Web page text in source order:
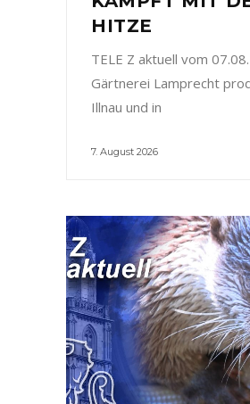
HITZE
TELE Z aktuell vom
Gärtnerei Lamprecht
Illnau und in
7. August 2026